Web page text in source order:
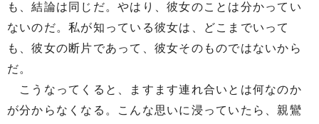
も、結論は同じだ。やはり、彼女のことは分かってい
ないのだ。私が知っている彼女は、どこまでいって
も、彼女の断片であって、彼女そのものではないから
だ。
こうなってくると、ますます連れ合いとは何なのか
が分からなくなる。こんな思いに浸っていたら、親鸞